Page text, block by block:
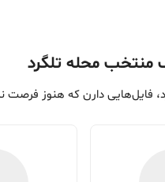
منتخب محله تلگرد
فایل‌هایی دارن که هنوز